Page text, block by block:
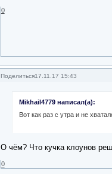
0
Поделиться17.11.17 15:43
Mikhail4779 написал(а):
Вот как раз с утра и не
О чём? Что кучка клоунов
0